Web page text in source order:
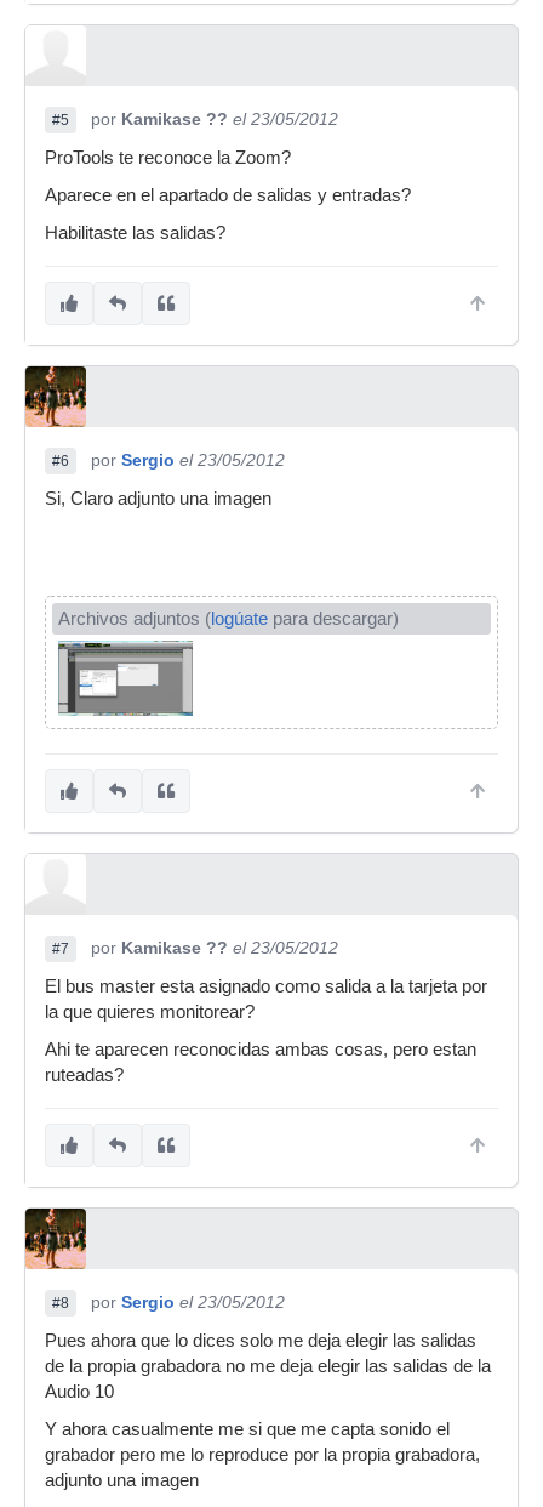
#5 por Kamikase ?? el 23/05/2012
ProTools te reconoce la Zoom?
Aparece en el apartado de salidas y entradas?
Habilitaste las salidas?
#6 por Sergio el 23/05/2012
Si, Claro adjunto una imagen
Archivos adjuntos (logúate para descargar)
#7 por Kamikase ?? el 23/05/2012
El bus master esta asignado como salida a la tarjeta por
la que quieres monitorear?
Ahi te aparecen reconocidas ambas cosas, pero estan
ruteadas?
#8 por Sergio el 23/05/2012
Pues ahora que lo dices solo me deja elegir las salidas
de la propia grabadora no me deja elegir las salidas de la
Audio 10
Y ahora casualmente me si que me capta sonido el
grabador pero me lo reproduce por la propia grabadora,
adjunto una imagen